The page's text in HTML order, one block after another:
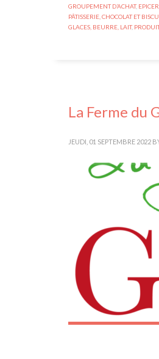
GROUPEMENT D’ACHAT,
PÂTISSERIE, CHOCOLAT ET
GLACES, BEURRE, LAIT,
La Ferme du
JEUDI, 01 SEPTEMBRE 2022